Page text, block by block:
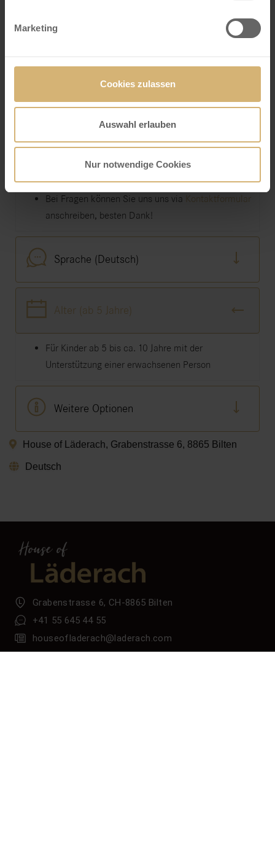
Marketing
Cookies zulassen
Auswahl erlauben
Nur notwendige Cookies
erwachsenen Person)
3 bzw. 5 Teilnehmer benötigen 2 bzw. 3 Team-
Tickets
Bei Fragen können Sie uns uns via Kontaktformular
anschreiben, besten Dank!
Sprache (Deutsch)
Alter (ab 5 Jahre)
Für Kinder ab 5 bis ca. 10 Jahre mit der
Unterstützung einer erwachsenen Person
Weitere Optionen
House of Läderach, Grabenstrasse 6, 8865 Bilten
Deutsch
Grabenstrasse 6, CH-8865 Bilten
+41 55 645 44 55
houseofladerach@laderach.com